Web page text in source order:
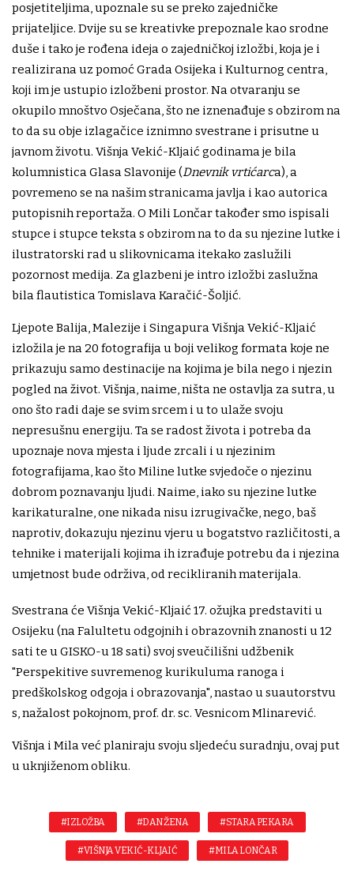
posjetiteljima, upoznale su se preko zajedničke
prijateljice. Dvije su se kreativke prepoznale kao srodne
duše i tako je rođena ideja o zajedničkoj izložbi, koja je i
realizirana uz pomoć Grada Osijeka i Kulturnog centra,
koji im je ustupio izložbeni prostor. Na otvaranju se
okupilo mnoštvo Osječana, što ne iznenađuje s obzirom na
to da su obje izlagačice iznimno svestrane i prisutne u
javnom životu. Višnja Vekić-Kljaić godinama je bila
kolumnistica Glasa Slavonije (Dnevnik vrtićarca), a
povremeno se na našim stranicama javlja i kao autorica
putopisnih reportaža. O Mili Lončar također smo ispisali
stupce i stupce teksta s obzirom na to da su njezine lutke i
ilustratorski rad u slikovnicama itekako zaslužili
pozornost medija. Za glazbeni je intro izložbi zaslužna
bila flautistica Tomislava Karačić-Šoljić.
Ljepote Balija, Malezije i Singapura Višnja Vekić-Kljaić
izložila je na 20 fotografija u boji velikog formata koje ne
prikazuju samo destinacije na kojima je bila nego i njezin
pogled na život. Višnja, naime, ništa ne ostavlja za sutra, u
ono što radi daje se svim srcem i u to ulaže svoju
nepresušnu energiju. Ta se radost života i potreba da
upoznaje nova mjesta i ljude zrcali i u njezinim
fotografijama, kao što Miline lutke svjedoče o njezinu
dobrom poznavanju ljudi. Naime, iako su njezine lutke
karikaturalne, one nikada nisu izrugivačke, nego, baš
naprotiv, dokazuju njezinu vjeru u bogatstvo različitosti, a
tehnike i materijali kojima ih izrađuje potrebu da i njezina
umjetnost bude održiva, od recikliranih materijala.
Svestrana će Višnja Vekić-Kljaić 17. ožujka predstaviti u
Osijeku (na Falultetu odgojnih i obrazovnih znanosti u 12
sati te u GISKO-u 18 sati) svoj sveučilišni udžbenik
"Perspekitive suvremenog kurikuluma ranoga i
predškolskog odgoja i obrazovanja", nastao u suautorstvu
s, nažalost pokojnom, prof. dr. sc. Vesnicom Mlinarević.
Višnja i Mila već planiraju svoju sljedeću suradnju, ovaj put
u uknjiženom obliku.
#IZLOŽBA #DAN ŽENA #STARA PEKARA
#VIŠNJA VEKIĆ-KLJAIĆ #MILA LONČAR